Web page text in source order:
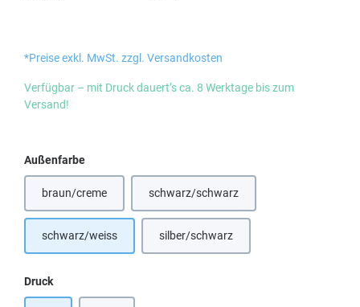
*Preise exkl. MwSt. zzgl. Versandkosten
Verfügbar – mit Druck dauert’s ca. 8 Werktage bis zum
Versand!
Außenfarbeauswählen
braun/creme
(Diese Option ist zurzeit nicht verfügbar.)
schwarz/schwarz(Diese Option ist zurzeit nicht
schwarz/weiss silber/schwarz(Diese Option ist zurzeit nicht
Druckauswählen